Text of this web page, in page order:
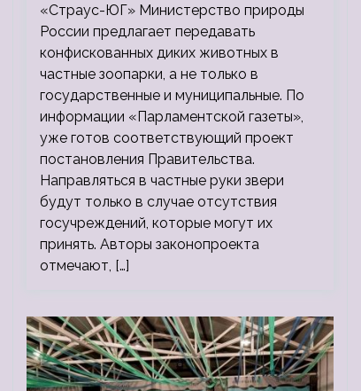
«Страус-ЮГ» Министерство природы
России предлагает передавать
конфискованных диких животных в
частные зоопарки, а не только в
государственные и муниципальные. По
информации «Парламентской газеты»,
уже готов соответствующий проект
постановления Правительства.
Направляться в частные руки звери
будут только в случае отсутствия
госучреждений, которые могут их
принять. Авторы законопроекта
отмечают, […]